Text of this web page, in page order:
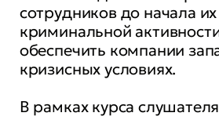
сотрудников до начала их
криминальной
обеспечить компании
кризисных условиях.
В рамках курса